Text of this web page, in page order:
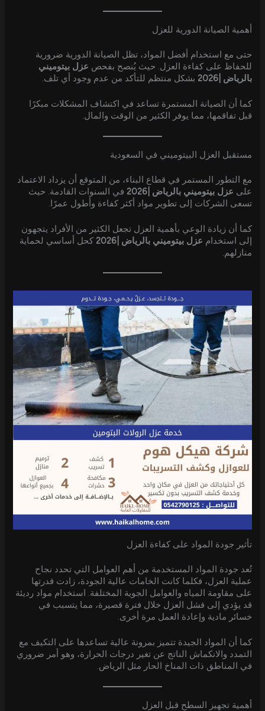
أهمية الصيانة الدورية للعزل
حتى مع استخدام أفضل المواد، تظل الصيانة الدورية ضرورية
للحفاظ على كفاءة العزل. حيث يُنصح بفحص عزل بيتوميني
بالرياض |2026
بشكل منتظم للتأكد من عدم وجود أي تلف.
كما أن الصيانة المستمرة تساعد في اكتشاف المشكلات مبكرًا
قبل تفاقمها، مما يوفر الكثير من الوقت والمال.
مستقبل العزل البيتوميني في السعودية
مع التطور المستمر في قطاع البناء، من المتوقع أن يزداد الاعتماد
على عزل بيتوميني بالرياض |2026
في السنوات القادمة. حيث
تسعى الشركات إلى تطوير مواد أكثر كفاءة وأطول عمرًا.
كما أن زيادة الوعي بأهمية العزل تجعل الكثير من الأفراد يتجهون
إلى استخدام عزل بيتوميني بالرياض |2026
كحل أساسي لحماية
منازلهم.
تأثير جودة المواد على كفاءة العزل
تُعد جودة المواد المستخدمة من أهم العوامل التي تحدد نجاح
عملية العزل، فكلما كانت الخامات عالية الجودة، زادت قدرتها
على مقاومة المياه والعوامل الجوية المختلفة. استخدام مواد رديئة
قد يؤدي إلى فشل العزل خلال فترة قصيرة، مما يتسبب في
خسائر مادية وإعادة العمل مرة أخرى.
كما أن المواد الجيدة تتميز بمرونة عالية تساعدها على التكيف مع
التمدد والانكماش الناتج عن تغير درجات الحرارة، وهو أمر ضروري
في المناطق ذات المناخ الحار مثل الرياض.
أهمية تجهيز السطح قبل العزل